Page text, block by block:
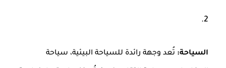
السياحة: تُعد وجهة رائدة للسياحة البيئية، سياحة